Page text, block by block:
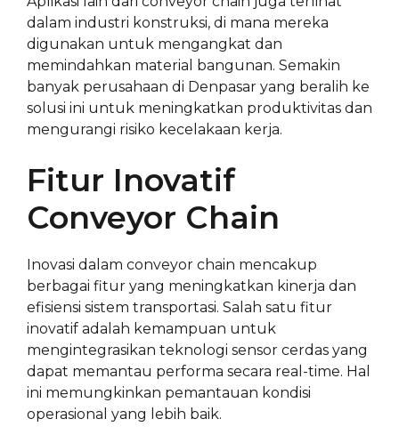
dalam industri konstruksi, di mana mereka
digunakan untuk mengangkat dan
memindahkan material bangunan. Semakin
banyak perusahaan di Denpasar yang beralih ke
solusi ini untuk meningkatkan produktivitas dan
mengurangi risiko kecelakaan kerja.
Fitur Inovatif
Conveyor Chain
Inovasi dalam conveyor chain mencakup
berbagai fitur yang meningkatkan kinerja dan
efisiensi sistem transportasi. Salah satu fitur
inovatif adalah kemampuan untuk
mengintegrasikan teknologi sensor cerdas yang
dapat memantau performa secara real-time. Hal
ini memungkinkan pemantauan kondisi
operasional yang lebih baik.